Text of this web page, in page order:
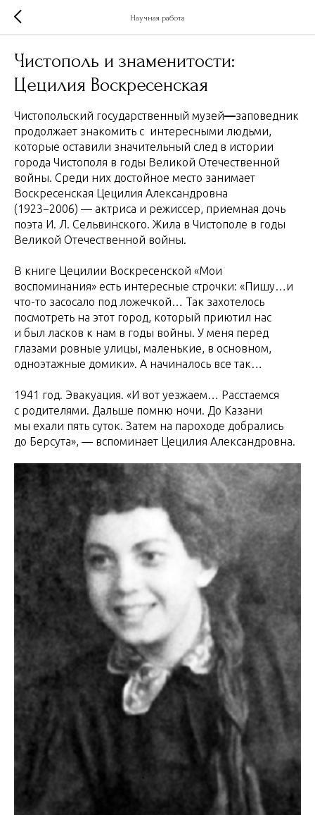
Научная работа
Чистополь и знаменитости:
Цецилия Воскресенская
Чистопольский государственный музей—заповедник
продолжает знакомить с интересными людьми,
которые оставили значительный след в истории
города Чистополя в годы Великой Отечественной
войны. Среди них достойное место занимает
Воскресенская Цецилия Александровна
(1923−2006) — актриса и режиссер, приемная дочь
поэта И. Л. Сельвинского. Жила в Чистополе в годы
Великой Отечественной войны.
В книге Цецилии Воскресенской «Мои
воспоминания» есть интересные строчки: «Пишу…и
что-то засосало под ложечкой… Так захотелось
посмотреть на этот город, который приютил нас
и был ласков к нам в годы войны. У меня перед
глазами ровные улицы, маленькие, в основном,
одноэтажные домики». А начиналось все так…
1941 год. Эвакуация. «И вот уезжаем… Расстаемся
с родителями. Дальше помню ночи. До Казани
мы ехали пять суток. Затем на пароходе добрались
до Берсута», — вспоминает Цецилия Александровна.